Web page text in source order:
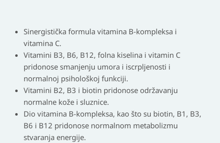
Sinergistička formula vitamina B-kompleksa i
vitamina C.
Vitamini B3, B6, B12, folna kiselina i vitamin C
pridonose smanjenju umora i iscrpljenosti i
normalnoj psihološkoj funkciji.
Vitamini B2, B3 i biotin pridonose održavanju
normalne kože i sluznice.
Dio vitamina B-kompleksa, kao što su biotin, B1, B3,
B6 i B12 pridonose normalnom metabolizmu
stvaranja energije.